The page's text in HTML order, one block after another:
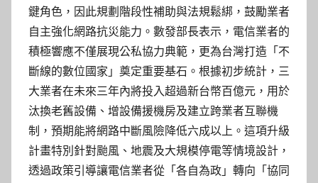
鍵角色，因此規劃階段性補助與法規鬆綁，鼓勵業者
自主強化網路抗災能力。數發部長表示，電信業者的
積極響應不僅展現公私協力典範，更為台灣打造「不
斷線的數位國家」奠定重要基石。根據初步統計，三
大業者在未來三年內將投入超過新台幣百億元，用於
汰換老舊設備、增設備援機房及建立跨業者互聯機
制，預期能將網路中斷風險降低六成以上。這項升級
計畫特別針對颱風、地震及大規模停電等情境設計，
透過政策引導讓電信業者從「各自為政」轉向「協同